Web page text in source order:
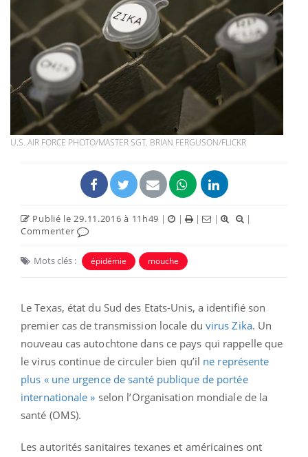
U.S. AIR FORCE PHOTO/MASTER SGT. BRIAN FERGUSON/FLICKR
Publié le 29.11.2016 à 11h49 | | | |
|
Commenter
Mots clés : épidémie mouche
Le Texas, état du Sud des Etats-Unis, a identifié son
premier cas de transmission locale du virus Zika. Un
nouveau cas autochtone dans ce pays qui rappelle que
le virus continue de circuler bien qu’il ne représente
plus « une urgence de santé publique de portée
internationale » selon l’Organisation mondiale de la
santé (OMS).
Les autorités sanitaires texanes et américaines ont